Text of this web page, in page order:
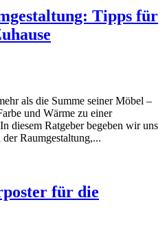
Tipps für
als die Summe seiner Möbel –
und Wärme zu einer
diesem Ratgeber begeben wir uns
Raumgestaltung,...
für die